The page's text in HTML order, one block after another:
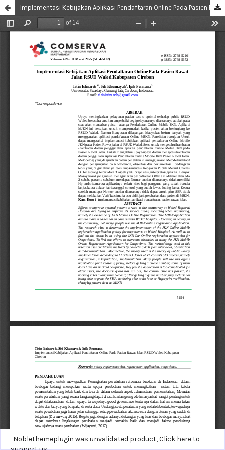
Noblethemeplugin was unvalidated product,Click here to